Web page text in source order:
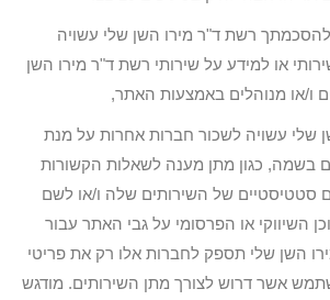
רשת ד"ר מירו השן שלי עשויה
או למידע על שירותי רשת ד"ר מירו השן
ו/או מנוהלים באמצעות האתר,
שלי עשויה לשכור חברות אחרות על מנת
בשמה, כגון מתן מענה לשאלות הקשורות
סטטיסטיים של השירותים שלה ו/או לשם
השיווקי או הפרסומי על גבי האתר עבור
השן שלי תספק לחברות אלו רק את פריטי
אשר דרוש לצורך מתן השירותים. מודגש